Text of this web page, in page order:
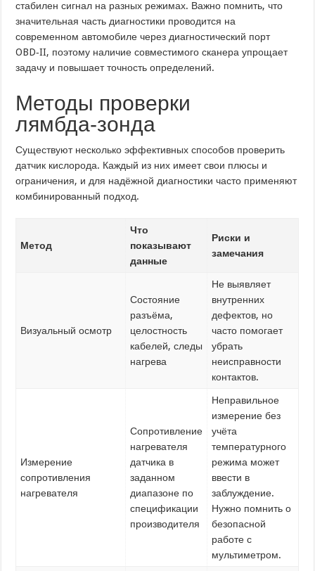
стабилен сигнал на разных режимах. Важно помнить, что
значительная часть диагностики проводится на
современном автомобиле через диагностический порт
OBD‑II, поэтому наличие совместимого сканера упрощает
задачу и повышает точность определений.
Методы проверки
лямбда‑зонда
Существуют несколько эффективных способов проверить
датчик кислорода. Каждый из них имеет свои плюсы и
ограничения, и для надёжной диагностики часто применяют
комбинированный подход.
Метод
Что
показывают
данные
Риски и
замечания
Визуальный осмотр
Состояние
разъёма,
целостность
кабелей, следы
нагрева
Не выявляет
внутренних
дефектов, но
часто помогает
убрать
неисправности
контактов.
Измерение
сопротивления
нагревателя
Сопротивление
нагревателя
датчика в
заданном
диапазоне по
спецификации
производителя
Неправильное
измерение без
учёта
температурного
режима может
ввести в
заблуждение.
Нужно помнить о
безопасной
работе с
мультиметром.